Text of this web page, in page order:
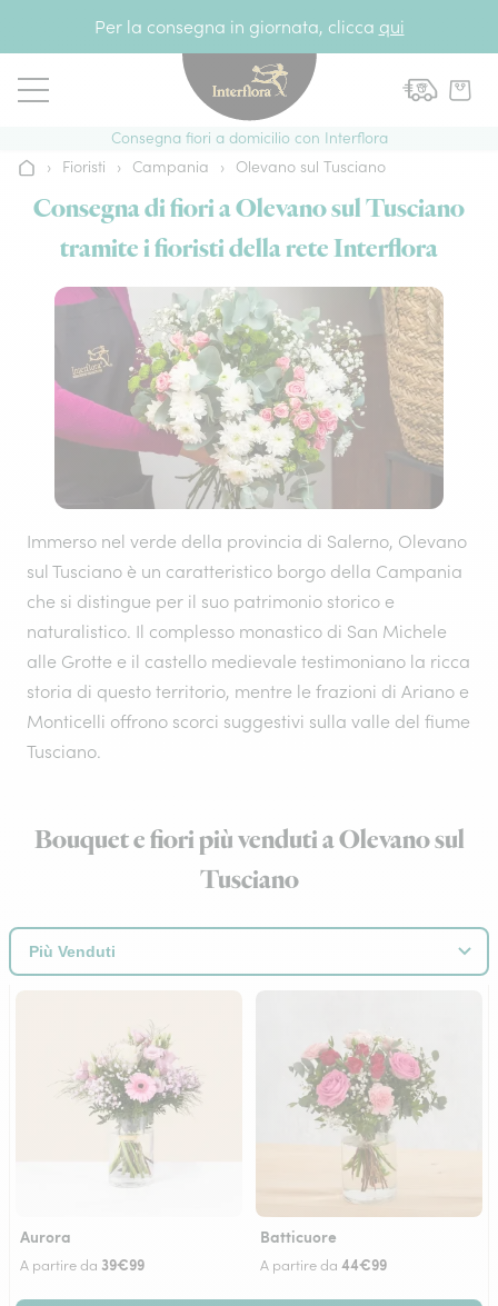
Per la consegna in giornata, clicca qui
Consegna fiori a domicilio con Interflora
Home› Fioristi › Campania › Olevano sul Tusciano
Consegna di fiori a Olevano sul Tusciano
tramite i fioristi della rete Interflora
Immerso nel verde della provincia di Salerno, Olevano
sul Tusciano è un caratteristico borgo della Campania
che si distingue per il suo patrimonio storico e
naturalistico. Il complesso monastico di San Michele
alle Grotte e il castello medievale testimoniano la ricca
storia di questo territorio, mentre le frazioni di Ariano e
Monticelli offrono scorci suggestivi sulla valle del fiume
Tusciano.
Bouquet e fiori più venduti a Olevano sul
Tusciano
Aurora
A partire da 39€99
Batticuore
A partire da 44€99